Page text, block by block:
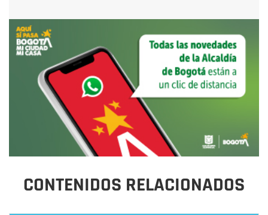
CONTENIDOS RELACIONADOS